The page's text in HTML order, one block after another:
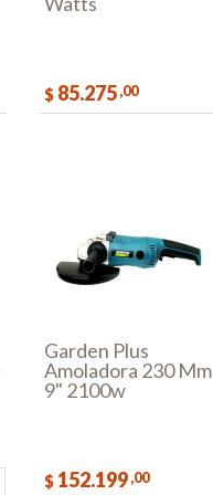
$ 85.275 ,00
Garden Plus
Amoladora 230 Mm
9" 2100w
$ 152.199 ,00